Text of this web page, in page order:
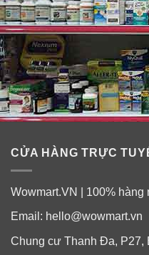
CỬA HÀNG TRỰC
Wowmart.VN | 100% hàng
Email: hello@wowmart.vn
Chung cư Thanh Đa, P27,